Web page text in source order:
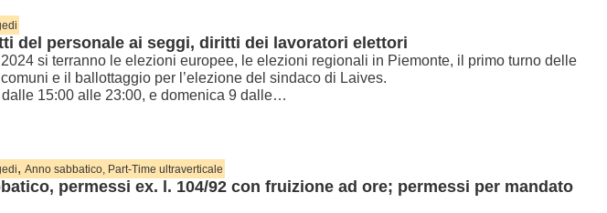
del personale ai seggi, diritti dei lavoratori elettori
si terranno le elezioni europee, le elezioni regionali in Piemonte, il primo turno delle
e il ballottaggio per l’elezione del sindaco di Laives.
dalle 15:00 alle 23:00, e domenica 9 dalle…
, Anno sabbatico, Part-Time ultraverticale
permessi ex. l. 104/92 con fruizione ad ore; permessi per mandato